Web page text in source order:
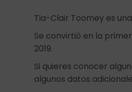
Tia-Clair Toomey es
Se convirtió en la
2019.
Si quieres conocer
algunos datos